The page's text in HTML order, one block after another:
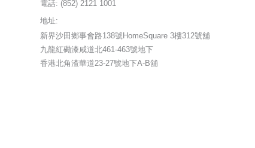
電話: (852) 2121 1001
地址:
新界沙田鄉事會路138號HomeSquare 3樓312號舖
九龍紅磡漆咸道北461-463號地下
香港北角渣華道23-27號地下A-B舖